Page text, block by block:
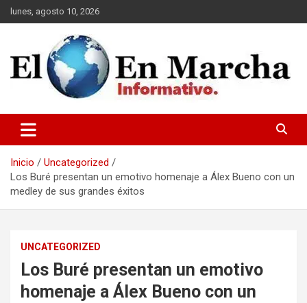
Saltar
al
lunes, agosto 10, 2026
elmundoenmarcha.net
Inicio
Uncategorized
Los Buré presentan un emotivo homenaje a Álex Bueno con un
medley de sus grandes éxitos
UNCATEGORIZED
Los Buré presentan un emotivo
homenaje a Álex Bueno con un